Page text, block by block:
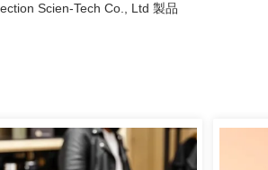
Scien-Tech Co., Ltd 製品